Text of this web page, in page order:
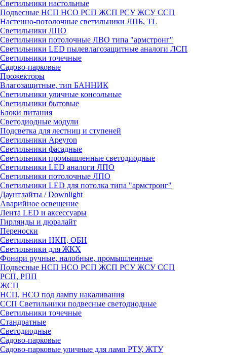
Светильники настольные
Подвесные НСП НСО РСП ЖСП РСУ ЖСУ ССП
Настенно-потолочные светильники ЛПБ, TL
Светильники ЛПО
Светильники потолочные ЛВО типа "армстронг"
Светильники LED пылевлагозащитные аналоги ЛСП
Светильники точечные
Садово-парковые
Прожекторы
Влагозащитные, тип БАННИК
Светильники уличные консольные
Светильники бытовые
Блоки питания
Светодиодные модули
Подсветка для лестниц и ступеней
Светильники Apeyron
Светильники фасадные
Светильники промышленные светодиодные
Светильники LED аналоги ЛПО
Светильники потолочные ЛПО
Светильники LED для потолка типа "армстронг"
Даунтлайты / Downlight
Аварийное освещение
Лента LED и аксессуары
Гирлянды и дюралайт
Переноски
Светильники НКП, ОБН
Светильники для ЖКХ
Фонари ручные, налобные, промышленные
Подвесные НСП НСО РСП ЖСП РСУ ЖСУ ССП
РСП, РПП
ЖСП
НСП, НСО под лампу накаливания
ССП Светильники подвесные светодиодные
Светильники точечные
Стандратные
Светодиодные
Садово-парковые
Садово-парковые уличные для ламп РТУ, ЖТУ